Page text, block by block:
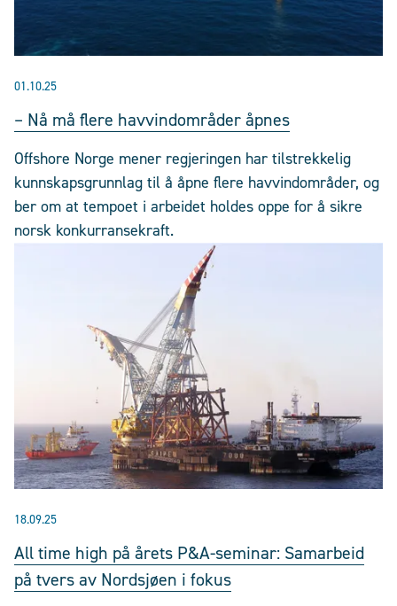
01.10.25
– Nå må flere havvindområder åpnes
Offshore Norge mener regjeringen har tilstrekkelig
kunnskapsgrunnlag til å åpne flere havvindområder, og
ber om at tempoet i arbeidet holdes oppe for å sikre
norsk konkurransekraft.
18.09.25
All time high på årets P&A-seminar: Samarbeid
på tvers av Nordsjøen i fokus